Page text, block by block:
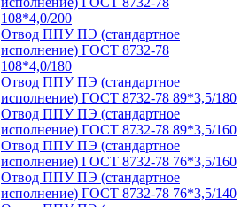
108*4,0/200
Отвод ППУ ПЭ (стандартное
исполнение) ГОСТ 8732-78
108*4,0/180
Отвод ППУ ПЭ (стандартное
исполнение) ГОСТ 8732-78 89*3,5/180
Отвод ППУ ПЭ (стандартное
исполнение) ГОСТ 8732-78 89*3,5/160
Отвод ППУ ПЭ (стандартное
исполнение) ГОСТ 8732-78 76*3,5/160
Отвод ППУ ПЭ (стандартное
исполнение) ГОСТ 8732-78 76*3,5/140